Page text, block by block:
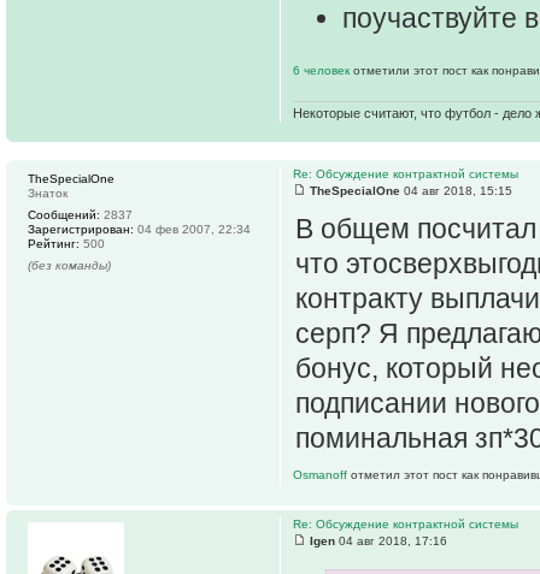
поучаствуйте
6 человек отметили этот пост как
Некоторые считают, что футбол -
Re: Обсуждение контрактной системы
TheSpecialOne 04 авг 2018, 15:15
В общем посчитал
что
контракту
серп? Я
бонус, который
подписании
поминальная
Osmanoff отметил этот пост как
TheSpecialOne
Знаток
Сообщений: 2837
Зарегистрирован: 04 фев 2007, 22:34
Рейтинг: 500
(без команды)
Re: Обсуждение контрактной системы
Igen 04 авг 2018, 17:16